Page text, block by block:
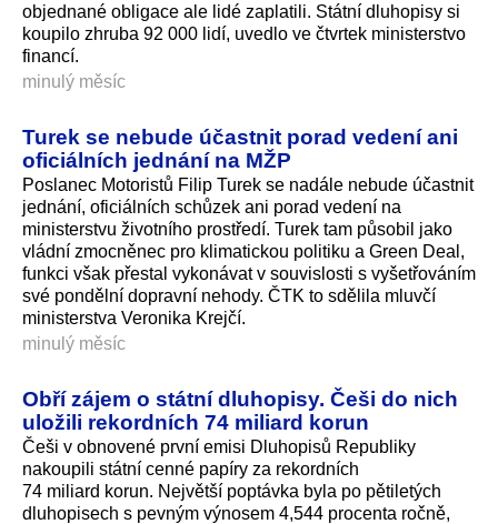
objednané obligace ale lidé zaplatili. Státní dluhopisy si
koupilo zhruba 92 000 lidí, uvedlo ve čtvrtek ministerstvo
financí.
minulý měsíc
Turek se nebude účastnit porad vedení ani
oficiálních jednání na MŽP
Poslanec Motoristů Filip Turek se nadále nebude účastnit
jednání, oficiálních schůzek ani porad vedení na
ministerstvu životního prostředí. Turek tam působil jako
vládní zmocněnec pro klimatickou politiku a Green Deal,
funkci však přestal vykonávat v souvislosti s vyšetřováním
své pondělní dopravní nehody. ČTK to sdělila mluvčí
ministerstva Veronika Krejčí.
minulý měsíc
Obří zájem o státní dluhopisy. Češi do nich
uložili rekordních 74 miliard korun
Češi v obnovené první emisi Dluhopisů Republiky
nakoupili státní cenné papíry za rekordních
74 miliard korun. Největší poptávka byla po pětiletých
dluhopisech s pevným výnosem 4,544 procenta ročně,